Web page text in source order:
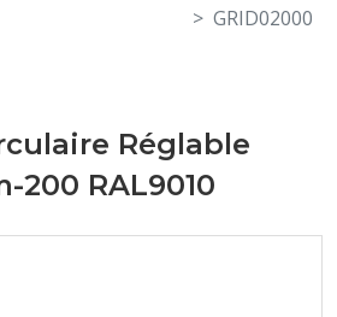
GRID02000
Réglable
200 RAL9010